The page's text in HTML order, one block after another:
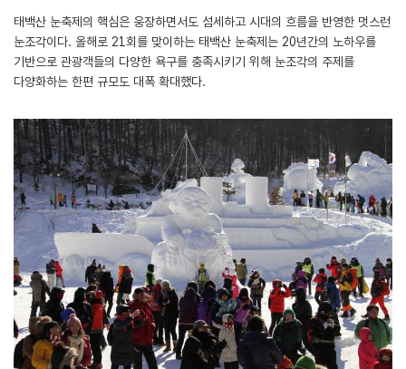
태백산 눈축제의 핵심은 웅장하면서도 섬세하고 시대의 흐름을 반영한 멋스런
눈조각이다. 올해로 21회를 맞이하는 태백산 눈축제는 20년간의 노하우를
기반으로 관광객들의 다양한 욕구를 충족시키기 위해 눈조각의 주제를
다양화하는 한편 규모도 대폭 확대했다.